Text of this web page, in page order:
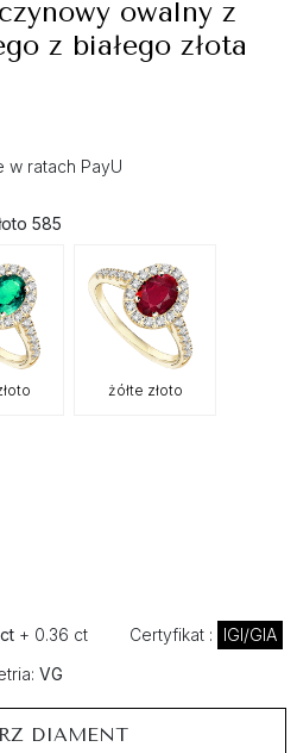
owalny z
z białego złota
w ratach PayU
585
żółte złoto
+ 0.36 ct Certyfikat :
IGI/GIA
VG
DIAMENT